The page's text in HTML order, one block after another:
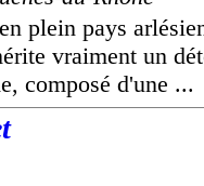
plein pays
vraiment un
composé d'une ...